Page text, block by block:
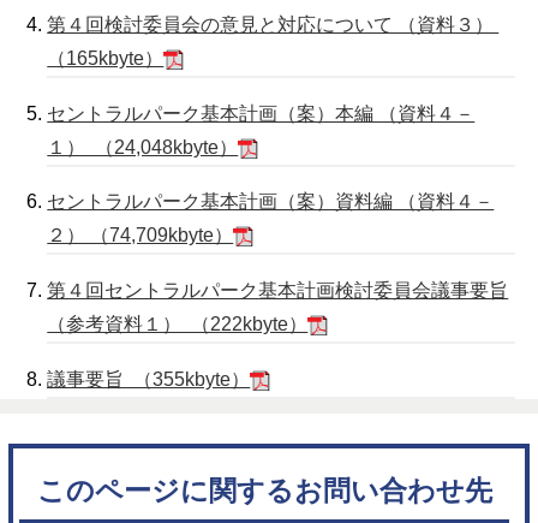
第４回検討委員会の意見と対応について （資料３）
（165kbyte）
セントラルパーク基本計画（案）本編 （資料４－
１） （24,048kbyte）
セントラルパーク基本計画（案）資料編 （資料４－
２） （74,709kbyte）
第４回セントラルパーク基本計画検討委員会議事要旨
（参考資料１） （222kbyte）
議事要旨 （355kbyte）
このページに関するお問い合わせ先